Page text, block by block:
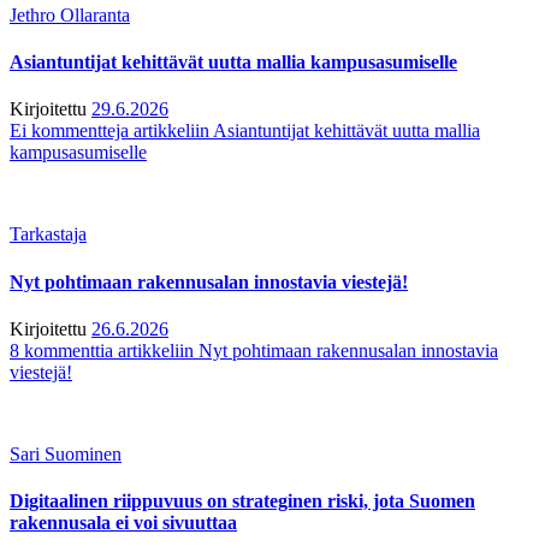
Jethro Ollaranta
Asiantuntijat kehittävät uutta mallia kampusasumiselle
Kirjoitettu 29.6.2026
Ei kommentteja artikkeliin Asiantuntijat kehittävät uutta mallia
kampusasumiselle
Tarkastaja
Nyt pohtimaan rakennusalan innostavia viestejä!
Kirjoitettu 26.6.2026
8 kommenttia artikkeliin Nyt pohtimaan rakennusalan innostavia
viestejä!
Sari Suominen
Digitaalinen riippuvuus on strateginen riski, jota Suomen
rakennusala ei voi sivuuttaa